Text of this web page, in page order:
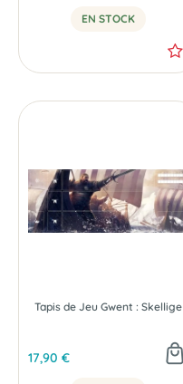
EN STOCK
Tapis de Jeu Gwent : Skellige
17,90 €